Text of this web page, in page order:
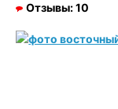
Отзывы:10